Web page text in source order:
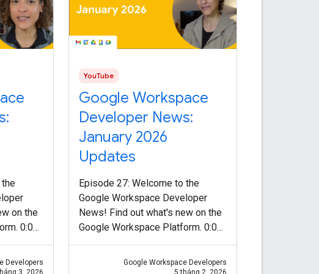
on the
0:00
Tools
Developers
3, 2026
YouTube
Google Workspace
Developer News:
January 2026
Updates
Episode 27: Welcome to the
Google Workspace Developer
News! Find out what's new on the
Google Workspace Platform. 0:00
Intro 0:13 Apps Script Vertex AI
advanced service:
https://goo.gle/4bFm9iy 0:43
Google Workspace Developers
5 tháng 2, 2026